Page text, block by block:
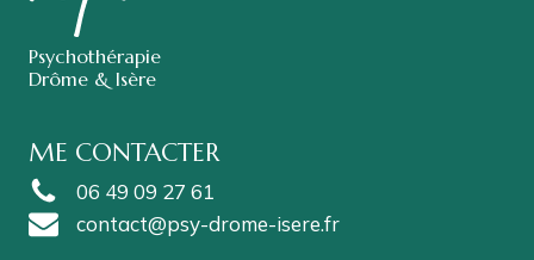
Psychothérapie
Drôme & Isère
ME CONTACTER
06 49 09 27 61
contact@psy-drome-isere.fr